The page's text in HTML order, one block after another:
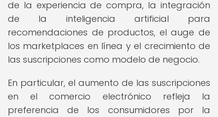
de la experiencia de compra, la integración
de la inteligencia artificial para
recomendaciones de productos, el auge de
los marketplaces en línea y el crecimiento de
las suscripciones como modelo de negocio.
En particular, el aumento de las suscripciones
en el comercio electrónico refleja la
preferencia de los consumidores por la